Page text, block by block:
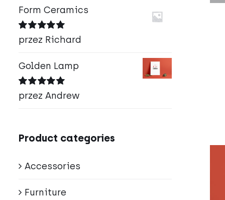
Form Ceramics
Oceniono5
na 5
przez Richard
Golden Lamp
Oceniono5
na 5
przez Andrew
Product categories
Accessories
Furniture